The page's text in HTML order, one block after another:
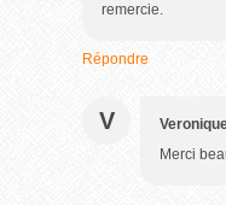
remercie.
Répondre
V
Merci